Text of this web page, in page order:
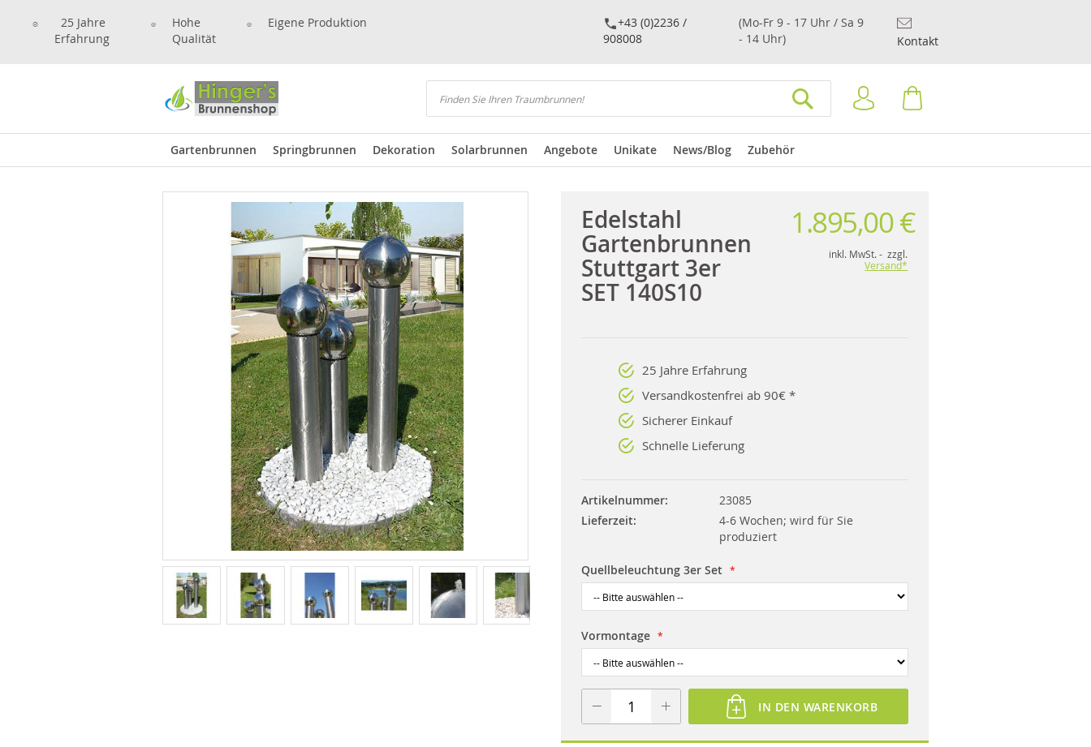
25 Jahre
Erfahrung
Hohe
Qualität
Eigene Produktion
+43 (0)2236 /
908008
(Mo-Fr 9 - 17 Uhr / Sa 9
- 14 Uhr)
Kontakt
Suchen
Anmelden
Gartenbrunnen Springbrunnen Dekoration Solarbrunnen Angebote Unikate News/Blog Zubehör
Edelstahl
Gartenbrunnen
Stuttgart 3er
SET 140S10
1.895,00 €
inkl. MwSt. - zzgl.
Versand*
25 Jahre Erfahrung
Versandkostenfrei ab 90€ *
Sicherer Einkauf
Schnelle Lieferung
Artikelnummer
23085
Lieferzeit
4-6 Wochen; wird für Sie
produziert
Quellbeleuchtung 3er Set
Vormontage
IN DEN WARENKORB